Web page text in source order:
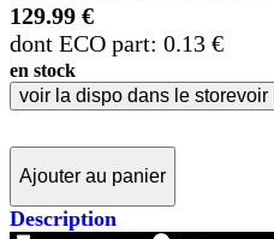
129.99 €
dont ECO part: 0.13 €
en stock
voir la dispo dans le storevoir
Ajouter au panier
Description